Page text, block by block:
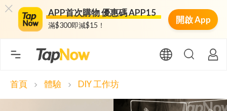
APP首次購物 優惠碼 APP15
滿$300即減$15！
開啟 App
首頁 chevron_right 體驗 chevron_right DIY 工作坊